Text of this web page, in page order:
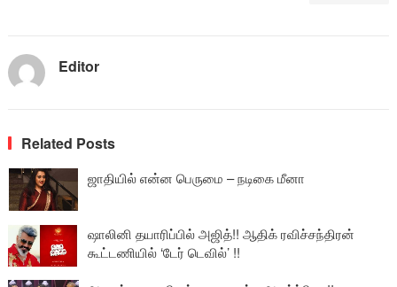
Editor
Related Posts
ஜாதியில் என்ன பெருமை – நடிகை மீனா
ஷாலினி தயாரிப்பில் அஜித்!! ஆதிக் ரவிச்சந்திரன்
கூட்டணியில் ‘டேர் டெவில்’ !!